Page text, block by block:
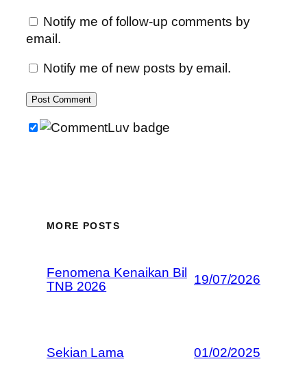
Notify me of follow-up comments by
email.
Notify me of new posts by email.
MORE POSTS
Fenomena Kenaikan Bil
TNB 2026
19/07/2026
Sekian Lama 01/02/2025